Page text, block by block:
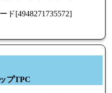
ド[4948271735572]
プTPC